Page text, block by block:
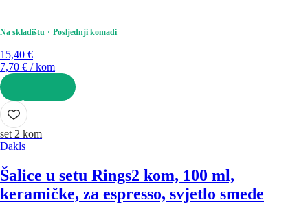
Na skladištu Posljednji komadi
15,40 €
7,70 € / kom
U KOŠARICU
set 2 kom
Dakls
Šalice u setu Rings2 kom, 100 ml,
keramičke, za espresso, svjetlo smeđe